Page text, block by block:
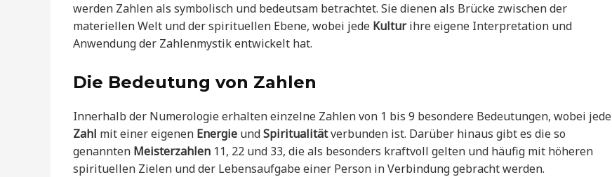
werden Zahlen als symbolisch und bedeutsam betrachtet. Sie dienen als Brücke zwischen der
materiellen Welt und der spirituellen Ebene, wobei jede Kulturihre eigene Interpretation und
Anwendung der Zahlenmystik entwickelt hat.
Die Bedeutung von Zahlen
Innerhalb der Numerologie erhalten einzelne Zahlen von 1 bis 9 besondere Bedeutungen, wobei jede
Zahl mit einer eigenen Energie undSpiritualitätverbunden ist. Darüber hinaus gibt es die so
genannten Meisterzahlen 11, 22 und 33, die als besonders kraftvoll gelten und häufig mit höheren
spirituellen Zielen und der Lebensaufgabe einer Person in Verbindung gebracht werden.